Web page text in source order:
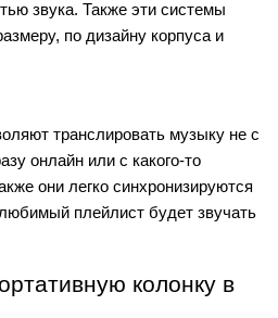
звука. Также эти системы
по дизайну корпуса и
транслировать музыку не с
онлайн или с какого-то
они легко синхронизируются
плейлист будет звучать
колонку в